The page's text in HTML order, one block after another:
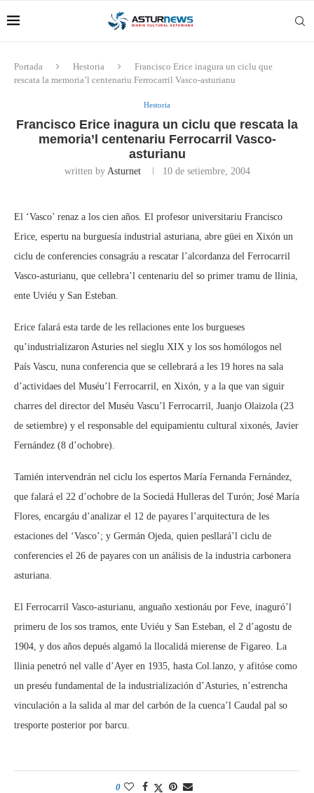
Portada Hestoria
Francisco Erice inagura un ciclu que
rescata la memoria’l centenariu Ferrocarril Vasco-asturianu
Hestoria
Francisco Erice inagura un ciclu que rescata la
memoria’l centenariu Ferrocarril Vasco-
asturianu
written by Asturnet 10 de setiembre, 2004
El ‘Vasco’ renaz a los cien años. El profesor universitariu Francisco
Erice, espertu na burguesía industrial asturiana, abre güei en Xixón un
ciclu de conferencies consagráu a rescatar l’alcordanza del Ferrocarril
Vasco-asturianu, que cellebra’l centenariu del so primer tramu de llinia,
ente Uviéu y San Esteban.
Erice falará esta tarde de les rellaciones ente los burgueses
qu’industrializaron Asturies nel sieglu XIX y los sos homólogos nel
País Vascu, nuna conferencia que se cellebrará a les 19 hores na sala
d’actividaes del Muséu’l Ferrocarril, en Xixón, y a la que van siguir
charres del director del Muséu Vascu’l Ferrocarril, Juanjo Olaizola (23
de setiembre) y el responsable del equipamientu cultural xixonés, Javier
Fernández (8 d’ochobre).
Tamién intervendrán nel ciclu los espertos María Fernanda Fernández,
que falará el 22 d’ochobre de la Sociedá Hulleras del Turón; José María
Flores, encargáu d’analizar el 12 de payares l’arquitectura de les
estaciones del ‘Vasco’; y Germán Ojeda, quien pesllará’l ciclu de
conferencies el 26 de payares con un análisis de la industria carbonera
asturiana.
El Ferrocarril Vasco-asturianu, anguaño xestionáu por Feve, inaguró’l
primeru de los sos tramos, ente Uviéu y San Esteban, el 2 d’agostu de
1904, y dos años depués algamó la llocalidá mierense de Figareo. La
llinia penetró nel valle d’Ayer en 1935, hasta Col.lanzo, y afitóse como
un preséu fundamental de la industrialización d’Asturies, n’estrencha
vinculación a la salida al mar del carbón de la cuenca’l Caudal pal so
tresporte posterior por barcu.
0